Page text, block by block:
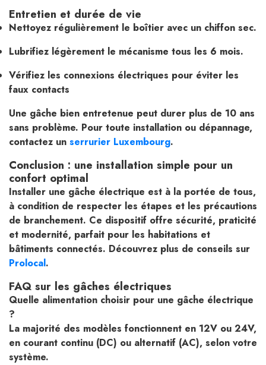
Entretien et durée de vie
Nettoyez régulièrement le boîtier avec un chiffon sec.
Lubrifiez légèrement le mécanisme tous les 6 mois.
Vérifiez les connexions électriques pour éviter les
faux contacts
Une gâche bien entretenue peut durer plus de 10 ans
sans problème. Pour toute installation ou dépannage,
contactez un serrurier Luxembourg.
Conclusion : une installation simple pour un
confort optimal
Installer une gâche électrique est à la portée de tous,
à condition de respecter les étapes et les précautions
de branchement. Ce dispositif offre sécurité, praticité
et modernité, parfait pour les habitations et
bâtiments connectés. Découvrez plus de conseils sur
Prolocal.
FAQ sur les gâches électriques
Quelle alimentation choisir pour une gâche électrique
?
La majorité des modèles fonctionnent en 12V ou 24V,
en courant continu (DC) ou alternatif (AC), selon votre
système.